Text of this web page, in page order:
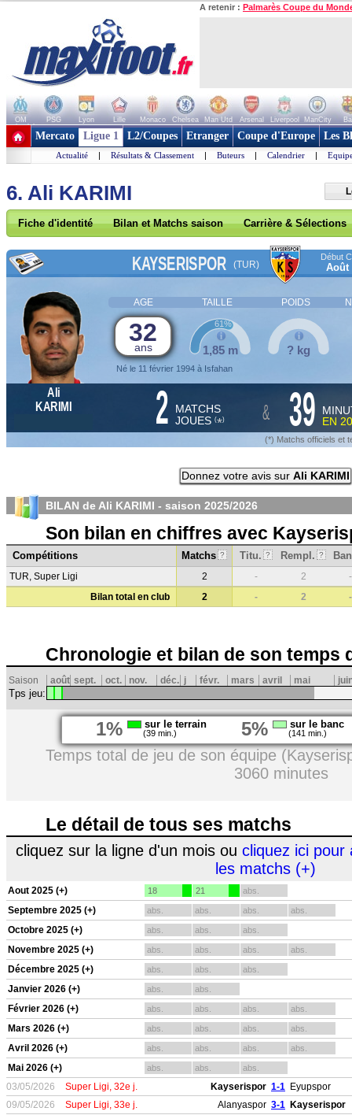
A retenir : Palmarès Coupe du
OM PSG Lyon Lille Monaco Chelsea Man Utd Arsenal Liverpool ManCity
+ de clubs
Mercato Ligue 1 L2/Coupes Etranger Coupe d'Europe Les
Actualité | Résultats & Classement | Buteurs | Calendrier |
6. Ali KARIMI
Fiche d'identité Bilan et Matchs saison Carrière & Sélections
KAYSERISPOR (TUR)
Début
Août
AGE TAILLE POIDS
32
ans
Né le 11 février 1994 à Isfahan
1,85 m
61%
? kg
Ali
KARIMI
2 MATCHS
JOUES (*) & 39
EN
(*) Matchs officiels et
Donnez votre avis sur Ali KARIMI
BILAN de Ali KARIMI - saison 2025/2026
Son bilan en chiffres avec
Compétitions Matchs ? Titu. ? Rempl. ?
TUR, Super Ligi 2 - 2
-
Bilan total en club
2 - 2 -
Chronologie et bilan de son temps
Saison août sept. oct. nov. déc. j févr. mars avril mai
Tps jeu:
1% sur le terrain
(39 min.) 5% sur le banc
(141 min.)
Temps total de jeu de son équipe
3060 minutes
Le détail de tous ses matchs
cliquez sur la ligne d'un mois ou cliquez ici pour
les matchs (+)
Aout 2025 (+) 18 21 abs.
Septembre 2025 (+) abs. abs. abs. abs.
Octobre 2025 (+) abs. abs. abs.
Novembre 2025 (+) abs. abs. abs. abs.
Décembre 2025 (+) abs. abs. abs.
Janvier 2026 (+) abs. abs.
Février 2026 (+) abs. abs. abs. abs.
Mars 2026 (+) abs. abs. abs. abs.
Avril 2026 (+) abs. abs. abs. abs.
Mai 2026 (+) abs. abs. abs.
03/05/2026 Super Ligi, 32e j. Kayserispor 1-1 Eyupspor
09/05/2026
Super Ligi, 33e j. Alanyaspor 3-1 Kayserispor